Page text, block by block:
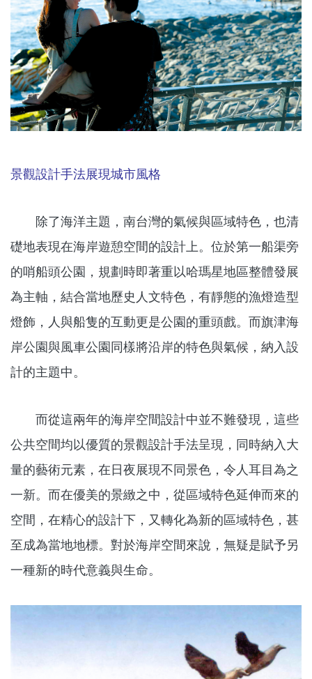
景觀設計手法展現城市風格
除了海洋主題，南台灣的氣候與區域特色，也清
礎地表現在海岸遊憩空間的設計上。位於第一船渠旁
的哨船頭公園，規劃時即著重以哈瑪星地區整體發展
為主軸，結合當地歷史人文特色，有靜態的漁燈造型
燈飾，人與船隻的互動更是公園的重頭戲。而旗津海
岸公園與風車公園同樣將沿岸的特色與氣候，納入設
計的主題中。
而從這兩年的海岸空間設計中並不難發現，這些
公共空間均以優質的景觀設計手法呈現，同時納入大
量的藝術元素，在日夜展現不同景色，令人耳目為之
一新。而在優美的景緻之中，從區域特色延伸而來的
空間，在精心的設計下，又轉化為新的區域特色，甚
至成為當地地標。對於海岸空間來說，無疑是賦予另
一種新的時代意義與生命。